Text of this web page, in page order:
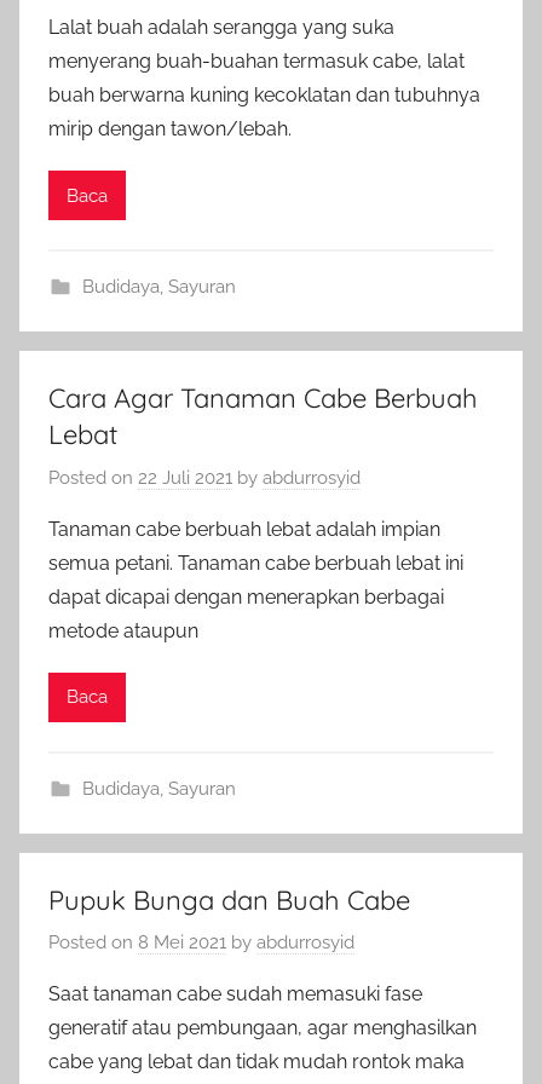
Lalat buah adalah serangga yang suka
menyerang buah-buahan termasuk cabe, lalat
buah berwarna kuning kecoklatan dan tubuhnya
mirip dengan tawon/lebah.
Baca
Budidaya, Sayuran
Cara Agar Tanaman Cabe Berbuah
Lebat
Posted on 22 Juli 2021 by abdurrosyid
Tanaman cabe berbuah lebat adalah impian
semua petani. Tanaman cabe berbuah lebat ini
dapat dicapai dengan menerapkan berbagai
metode ataupun
Baca
Budidaya Sayuran
Pupuk Bunga dan Buah Cabe
Posted on 8 Mei 2021 by abdurrosyid
Saat tanaman cabe sudah memasuki fase
generatif atau pembungaan, agar menghasilkan
cabe yang lebat dan tidak mudah rontok maka